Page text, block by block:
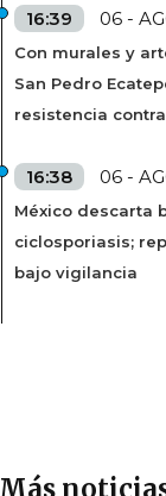
16:39 06 -
Con murales y
San Pedro
resistencia contra
16:38 06 -
México descarta
ciclosporiasis;
bajo vigilancia
Más